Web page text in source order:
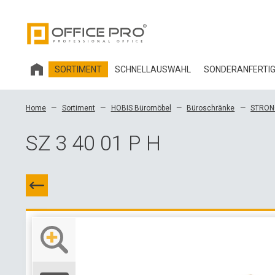
SORTIMENT SCHNELLAUSWAHL
Home Sortiment HOBIS Büromöbel Büroschränke
SZ 3 40 01 P H